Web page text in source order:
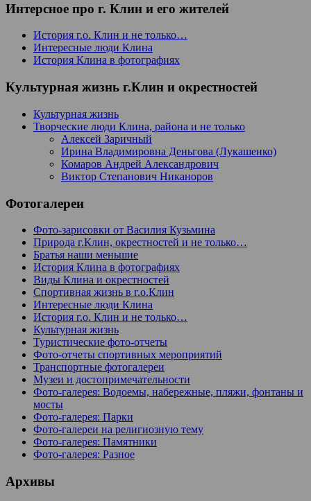
Интерсное про г. Клин и его жителей
История г.о. Клин и не только…
Интересные люди Клина
История Клина в фотографиях
Культурная жизнь г.Клин и окрестностей
Культурная жизнь
Творческие люди Клина, района и не только
Алексей Заричный
Ирина Владимировна Деньгова (Лукашенко)
Комаров Андрей Александрович
Виктор Степанович Никаноров
Фотогалереи
Фото-зарисовки от Василия Кузьмина
Природа г.Клин, окрестностей и не только…
Братья наши меньшие
История Клина в фотографиях
Виды Клина и окрестностей
Спортивная жизнь в г.о.Клин
Интересные люди Клина
История г.о. Клин и не только…
Культурная жизнь
Туристические фото-отчеты
Фото-отчеты спортивных мероприятий
Транспортные фотогалереи
Музеи и достопримечательности
Фото-галерея: Водоемы, набережные, пляжи, фонтаны и
мосты
Фото-галерея: Парки
Фото-галереи на религиозную тему
Фото-галерея: Памятники
Фото-галерея: Разное
Архивы